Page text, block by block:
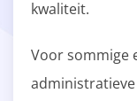
kwaliteit.
Voor sommige